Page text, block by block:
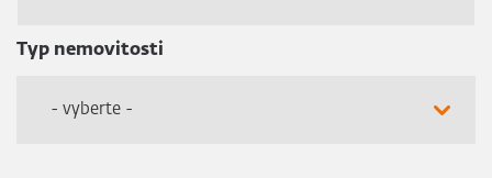
Typ nemovitosti
- vyberte -